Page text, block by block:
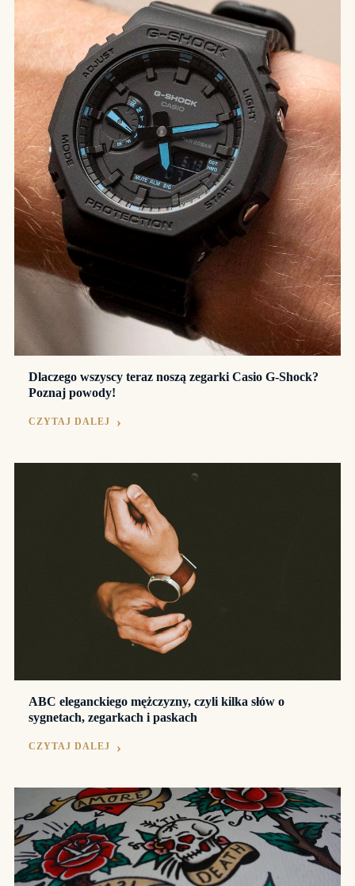
Dlaczego wszyscy teraz noszą zegarki Casio G-Shock?
Poznaj powody!
CZYTAJ DALEJ
ABC eleganckiego mężczyzny, czyli kilka słów o
sygnetach, zegarkach i paskach
CZYTAJ DALEJ